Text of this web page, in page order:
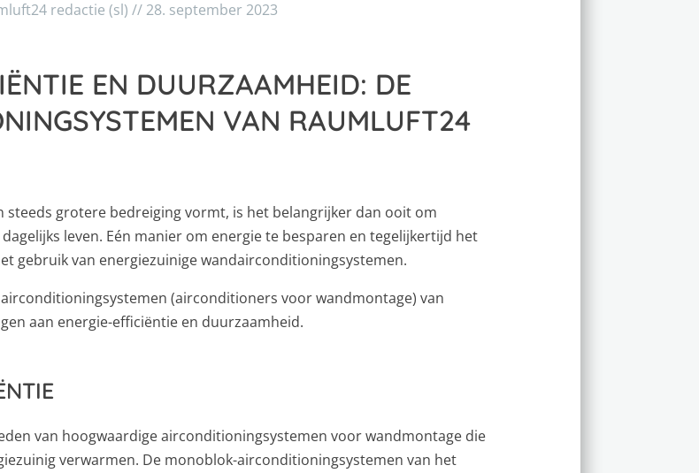
redactie (sl) // 28. september 2023
EN DUURZAAMHEID: DE
VAN RAUMLUFT24
steeds grotere bedreiging vormt, is het belangrijker dan ooit om
leven. Eén manier om energie te besparen en tegelijkertijd het
gebruik van energiezuinige wandairconditioningsystemen.
(airconditioners voor wandmontage) van
aan energie-efficiëntie en duurzaamheid.
van hoogwaardige airconditioningsystemen voor wandmontage die
verwarmen. De monoblok-airconditioningsystemen van het